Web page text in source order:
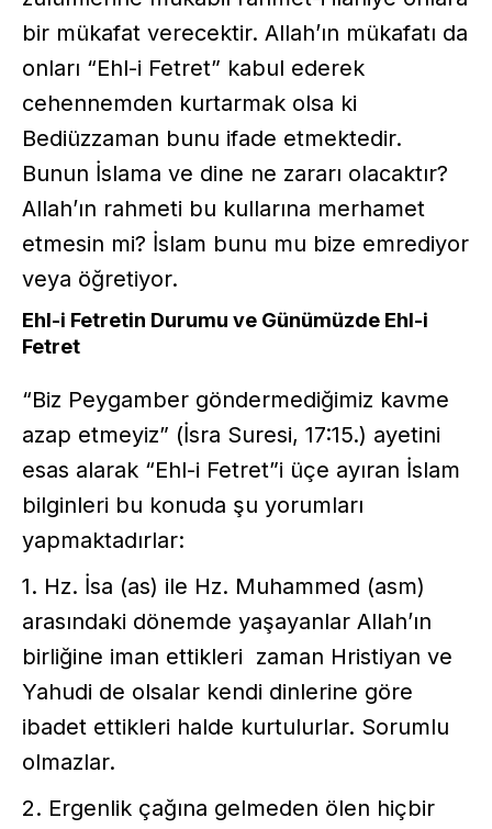
bir mükafat verecektir. Allah’ın mükafatı da
onları “Ehl-i Fetret” kabul ederek
cehennemden kurtarmak olsa ki
Bediüzzaman bunu ifade etmektedir.
Bunun İslama ve dine ne zararı olacaktır?
Allah’ın rahmeti bu kullarına merhamet
etmesin mi? İslam bunu mu bize emrediyor
veya öğretiyor.
Ehl-i Fetretin Durumu ve Günümüzde Ehl-i
Fetret
“Biz Peygamber göndermediğimiz kavme
azap etmeyiz” (İsra Suresi, 17:15.) ayetini
esas alarak “Ehl-i Fetret”i üçe ayıran İslam
bilginleri bu konuda şu yorumları
yapmaktadırlar:
1. Hz. İsa (as) ile Hz. Muhammed (asm)
arasındaki dönemde yaşayanlar Allah’ın
birliğine iman ettikleri zaman Hristiyan ve
Yahudi de olsalar kendi dinlerine göre
ibadet ettikleri halde kurtulurlar. Sorumlu
olmazlar.
2. Ergenlik çağına gelmeden ölen hiçbir